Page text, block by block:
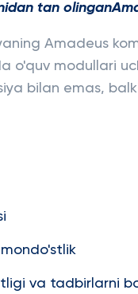
tan olingan
Amadeus
o'quv modullari
bilan emas,
va tadbirlarni